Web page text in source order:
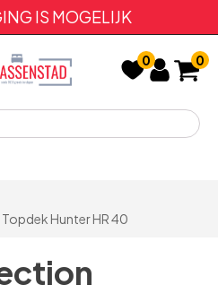
IS MOGELIJK
0 0
Hunter HR 40